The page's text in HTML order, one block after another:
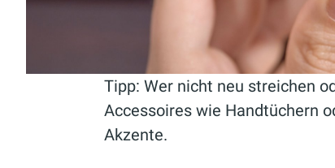
Tipp: Wer nicht neu streichen
Accessoires wie Handtüchern
Akzente.